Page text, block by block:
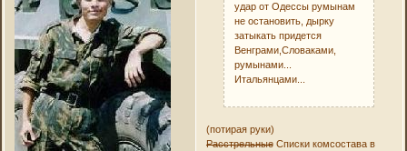
удар от Одессы румынам
не остановить, дырку
затыкать придется
Венграми,Словаками,
румынами...
Итальянцами...
(потирая руки)
РасстрельныеСписки комсостава в